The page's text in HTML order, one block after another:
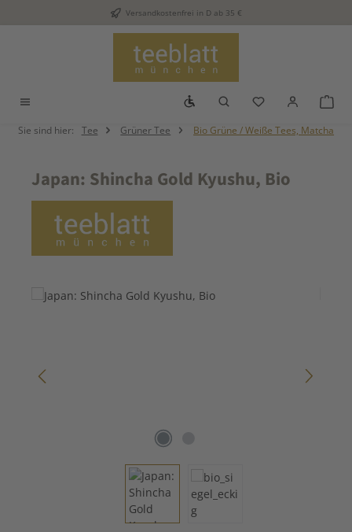
Zum Hauptinhalt springenVersandkostenfrei in D ab 35 €
Werkzeugleiste anzeigen
Du hast 0
Sie sind hier: Tee Grüner Tee Bio Grüne / Weiße Tees, Matcha
Japan: Shincha Gold Kyushu, Bio
Bildergalerie überspringen